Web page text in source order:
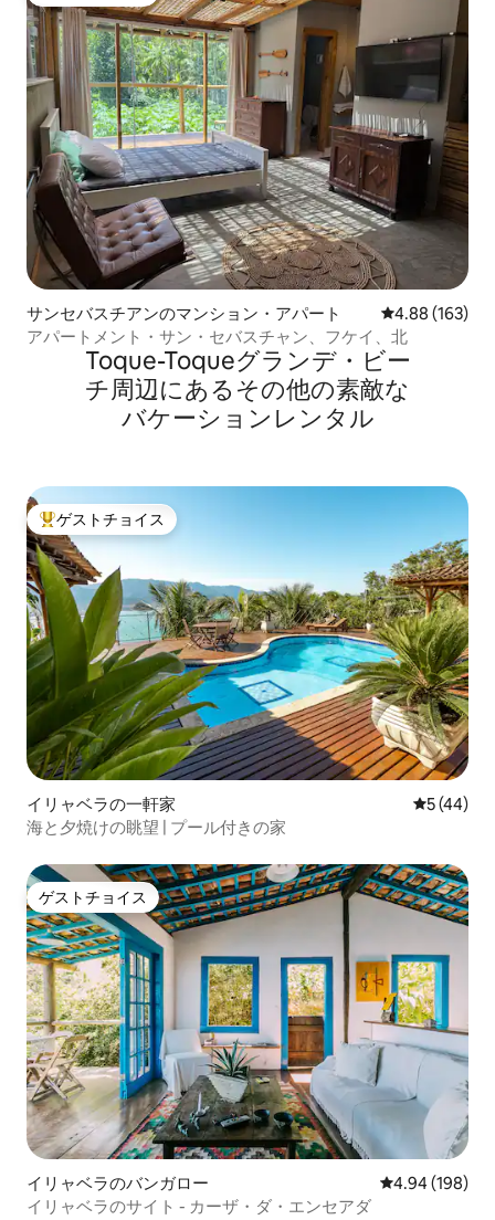
サンセバスチアンのマンション・アパート レビュー163
4.88 (163)
アパートメント・サン・セバスチャン、フケイ、北
Toque-Toqueグランデ・ビー
チ⁠周⁠辺⁠に⁠あ⁠るそ⁠の⁠他⁠の素⁠敵⁠な
バ⁠ケ⁠ー⁠シ⁠ョ⁠ン⁠レ⁠ン⁠タ⁠ル
大好評のゲストチョイスです。
ゲストチョイス
イリャベラの一軒家 レビュー
5 (44)
海と夕焼けの眺望 | プール付きの家
ゲストチョイス
ゲストチョイス
イリャベラのバンガロー レビュー198
4.94 (198)
イリャベラのサイト - カーザ・ダ・エンセアダ